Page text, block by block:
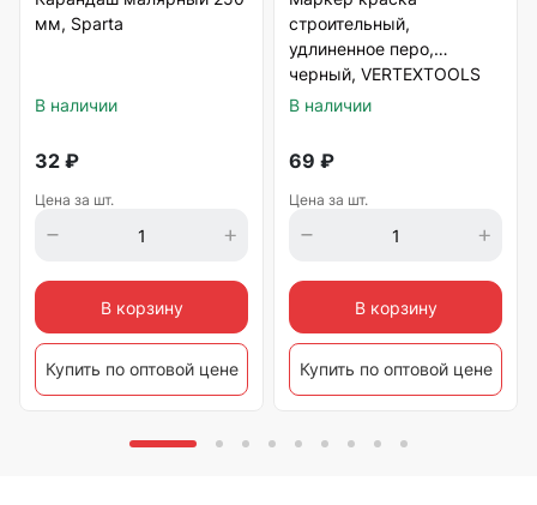
мм, Sparta
В наличии
32 ₽
Цена за шт.
В корзину
Купить по оптовой цене
строительный,
удлиненное перо,
черный, VERTEXTOOLS
В наличии
69 ₽
Цена за шт.
В корзину
Купить по оптовой цене